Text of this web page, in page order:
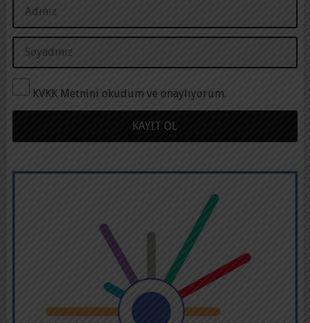
KVKK Metnini okudum ve onaylıyorum.